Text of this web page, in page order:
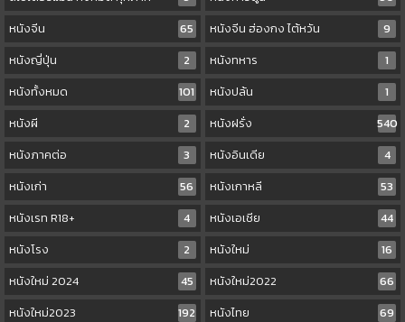
หนังจีน
65 หนังจีน ฮ่องกง ไต้หวัน
9
หนังญี่ปุ่น
2 หนังทหาร
1
หนังทั้งหมด
101 หนังปล้น
1
หนังผี
2 หนังฝรั่ง
540
หนังภาคต่อ
3 หนังอินเดีย
4
หนังเก่า
56 หนังเกาหลี
53
หนังเรท R18+
4 หนังเอเชีย
44
หนังโรง
2 หนังใหม่
16
หนังใหม่ 2024
45 หนังใหม่2022
66
หนังใหม่2023
192 หนังไทย
69